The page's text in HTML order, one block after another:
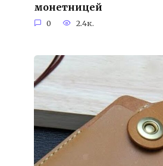
монетницей
0 2.4к.